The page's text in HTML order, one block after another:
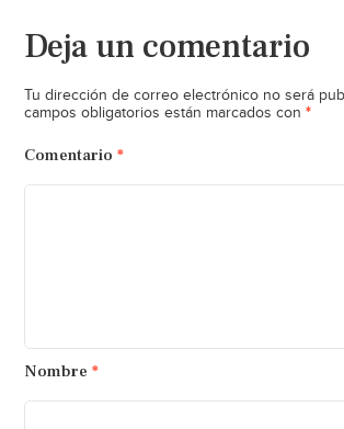
Deja un comentario
Tu dirección de correo electrónico no será
campos obligatorios están marcados con *
Comentario *
Nombre *